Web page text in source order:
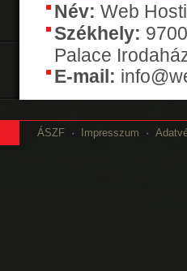
Név: Web
Székhely:
Palace
E-mail:
ÁSZF Impresszum